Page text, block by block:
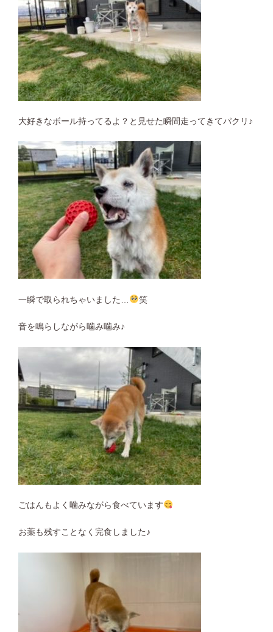
大好きなボール持ってるよ？と見せた瞬間走ってきてパクリ♪
一瞬で取られちゃいました… 笑
音を鳴らしながら噛み噛み♪
ごはんもよく噛みながら食べています
お薬も残すことなく完食しました♪